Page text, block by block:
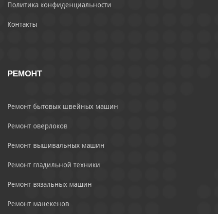
Политика конфиденциальности
Контакты
РЕМОНТ
Ремонт бытовых швейных машин
Ремонт оверлоков
Ремонт вышивальных машин
Ремонт гладильной техники
Ремонт вязальных машин
Ремонт манекенов